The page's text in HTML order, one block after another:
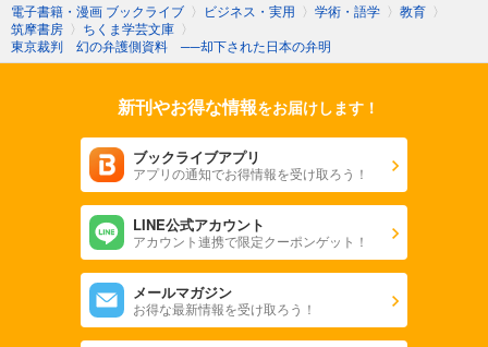
電子書籍・漫画 ブックライブ 〉 ビジネス・実用 〉 学術・語学 〉 教育 〉
筑摩書房 〉 ちくま学芸文庫 〉
東京裁判 幻の弁護側資料 ──却下された日本の弁明
新刊やお得な情報をお届けします！
ブックライブアプリ
アプリの通知でお得情報を受け取ろう！
LINE公式アカウント
アカウント連携で限定クーポンゲット！
メールマガジン
お得な最新情報を受け取ろう！